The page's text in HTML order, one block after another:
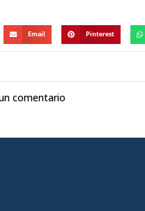
Email Pinterest
comentario